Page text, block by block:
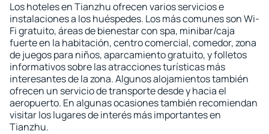
Los hoteles en Tianzhu ofrecen varios servicios e
instalaciones a los huéspedes. Los más comunes son Wi-
Fi gratuito, áreas de bienestar con spa, minibar/caja
fuerte en la habitación, centro comercial, comedor, zona
de juegos para niños, aparcamiento gratuito, y folletos
informativos sobre las atracciones turísticas más
interesantes de la zona. Algunos alojamientos también
ofrecen un servicio de transporte desde y hacia el
aeropuerto. En algunas ocasiones también recomiendan
visitar los lugares de interés más importantes en
Tianzhu.